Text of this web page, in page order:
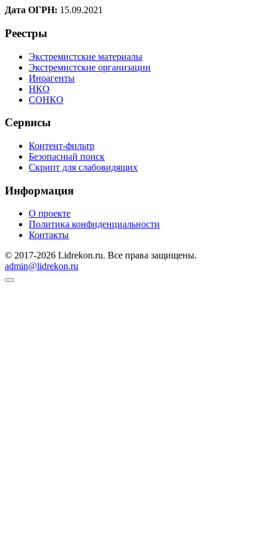
Дата ОГРН: 15.09.2021
Реестры
Экстремистские материалы
Экстремистские организации
Иноагенты
НКО
СОНКО
Сервисы
Контент-фильтр
Безопасный поиск
Скрипт для слабовидящих
Информация
О проекте
Политика конфиденциальности
Контакты
© 2017-2026 Lidrekon.ru. Все права защищены.
admin@lidrekon.ru